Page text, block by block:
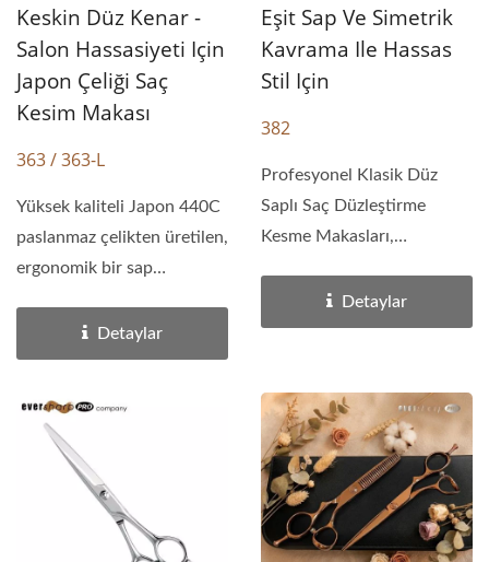
Keskin Düz Kenar -
Salon Hassasiyeti Için
Japon Çeliği Saç
Kesim Makası
363 / 363-L
Yüksek kaliteli Japon 440C
paslanmaz çelikten üretilen,
ergonomik bir sap
Detaylar
Eşit Sap Ve Simetrik
Kavrama Ile Hassas
Stil Için
382
Profesyonel Klasik Düz
Saplı Saç Düzleştirme
Kesme Makasları,
Detaylar